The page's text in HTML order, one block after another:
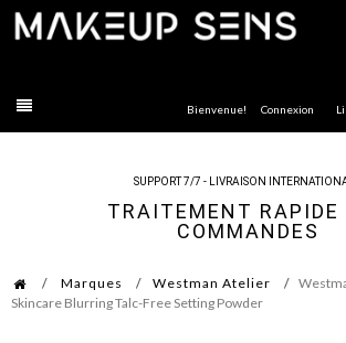
Bienvenue! Connexion
SUPPORT 7/7 - LIVRAISON
TRAITEMENT RAPIDE
COMMANDES
Marques Westman Atelier
Skincare Blurring Talc-Free Setting Powder